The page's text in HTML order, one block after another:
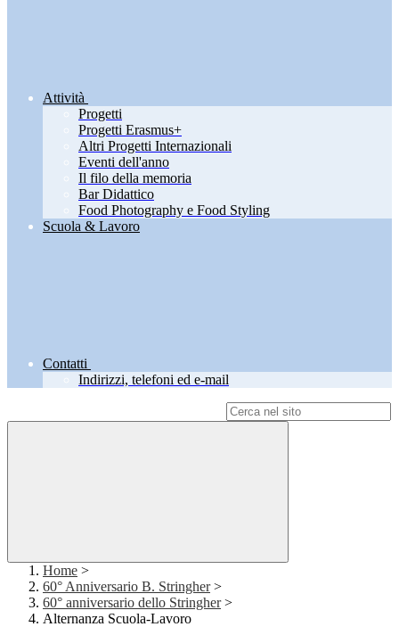
Attività
Progetti
Progetti Erasmus+
Altri Progetti Internazionali
Eventi dell'anno
Il filo della memoria
Bar Didattico
Food Photography e Food Styling
Scuola & Lavoro
Contatti
Indirizzi, telefoni ed e-mail
Home >
60° Anniversario B. Stringher >
60° anniversario dello Stringher >
Alternanza Scuola-Lavoro